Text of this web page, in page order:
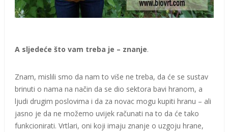
A sljedeće što vam treba je – znanje.
Znam, mislili smo da nam to više ne treba, da će se sustav
brinuti o nama na način da se dio sektora bavi hranom, a
ljudi drugim poslovima i da za novac mogu kupiti hranu – ali
jasno je da ne možemo uvijek računati na to da će tako
funkcionirati. Vrtlari, oni koji imaju znanje o uzgoju hrane,